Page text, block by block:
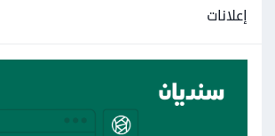
إعلانات